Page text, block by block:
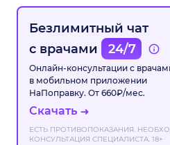
Безлимитный чат
с врачами
24/7
Онлайн-консультации с
в мобильном приложении
НаПоправку. От 660₽/мес.
Скачать
ЕСТЬ ПРОТИВОПОКАЗАНИЯ.
КОНСУЛЬТАЦИЯ СПЕЦИАЛИСТА. 18+